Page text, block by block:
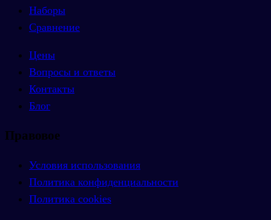
Наборы
Сравнение
Цены
Вопросы и ответы
Контакты
Блог
Правовое
Условия использования
Политика конфиденциальности
Политика cookies